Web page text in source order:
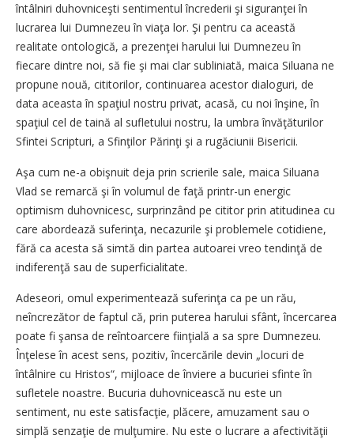
întâlniri duhovniceşti sentimentul încrederii şi siguranţei în
lucrarea lui Dumnezeu în viaţa lor. Şi pentru ca această
realitate ontologică, a prezenţei harului lui Dumnezeu în
fiecare dintre noi, să fie şi mai clar subliniată, maica Siluana ne
propune nouă, cititorilor, continuarea acestor dialoguri, de
data aceasta în spaţiul nostru privat, acasă, cu noi înşine, în
spaţiul cel de taină al sufletului nostru, la umbra învăţăturilor
Sfintei Scripturi, a Sfinţilor Părinţi şi a rugăciunii Bisericii.
Aşa cum ne-a obişnuit deja prin scrierile sale, maica Siluana
Vlad se remarcă şi în volumul de faţă printr-un energic
optimism duhovnicesc, surprinzând pe cititor prin atitudinea cu
care abordează suferinţa, necazurile şi problemele cotidiene,
fără ca acesta să simtă din partea autoarei vreo tendinţă de
indiferenţă sau de superficialitate.
Adeseori, omul experimentează suferinţa ca pe un rău,
neîncrezător de faptul că, prin puterea harului sfânt, încercarea
poate fi şansa de reîntoarcere fiinţială a sa spre Dumnezeu.
Înţelese în acest sens, pozitiv, încercările devin „locuri de
întâlnire cu Hristos“, mijloace de înviere a bucuriei sfinte în
sufletele noastre. Bucuria duhovnicească nu este un
sentiment, nu este satisfacţie, plăcere, amuzament sau o
simplă senzaţie de mulţumire. Nu este o lucrare a afectivităţii